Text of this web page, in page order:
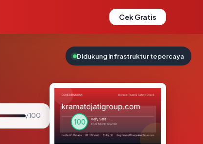
Cek Gratis
/ 100
Didukung infrastruktur tepercaya